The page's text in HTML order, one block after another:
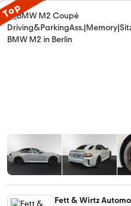
Top
Fett & Wirtz